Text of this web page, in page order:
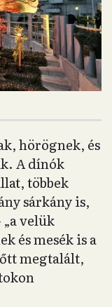
hörögnek, és
A dínók
többek
sárkány is,
velük
és mesék is a
megtalált,